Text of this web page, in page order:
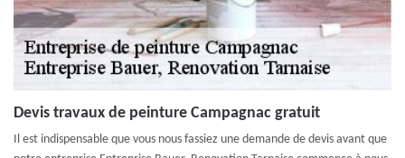
Devis travaux de peinture Campagnac gratuit
Il est indispensable que vous nous fassiez une demande de devis avant que